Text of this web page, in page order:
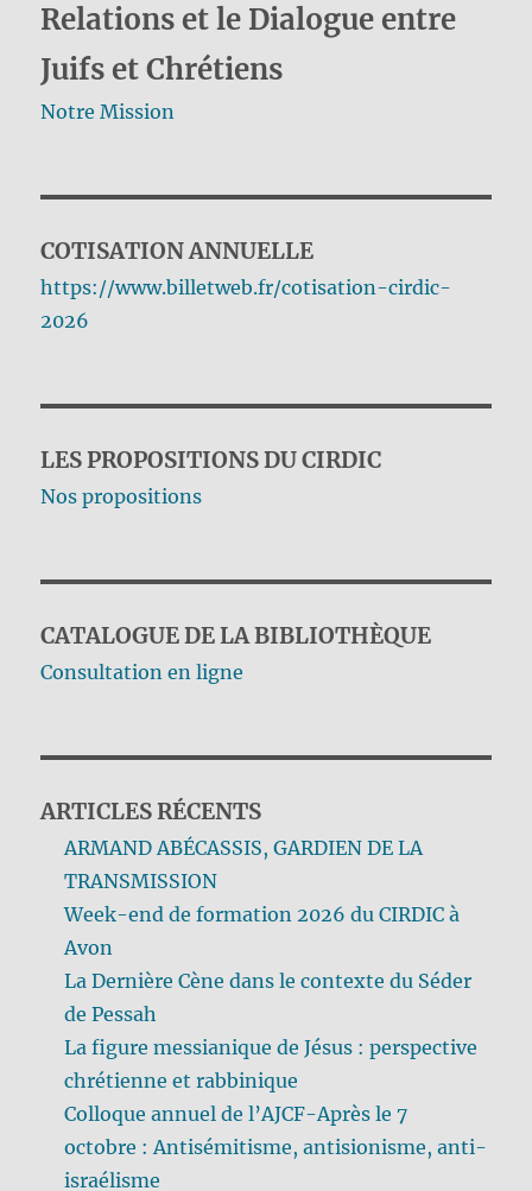
Relations et le Dialogue entre
Juifs et Chrétiens
Notre Mission
COTISATION ANNUELLE
https://www.billetweb.fr/cotisation-cirdic-
2026
LES PROPOSITIONS DU CIRDIC
Nos propositions
CATALOGUE DE LA BIBLIOTHÈQUE
Consultation en ligne
ARTICLES RÉCENTS
ARMAND ABÉCASSIS, GARDIEN DE LA
TRANSMISSION
Week-end de formation 2026 du CIRDIC à
Avon
La Dernière Cène dans le contexte du Séder
de Pessah
La figure messianique de Jésus : perspective
chrétienne et rabbinique
Colloque annuel de l’AJCF-Après le 7
octobre : Antisémitisme, antisionisme, anti-
israélisme